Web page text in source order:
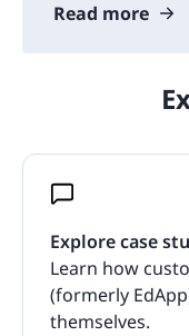
Read more
Explore case
Learn how
(formerly
themselves.